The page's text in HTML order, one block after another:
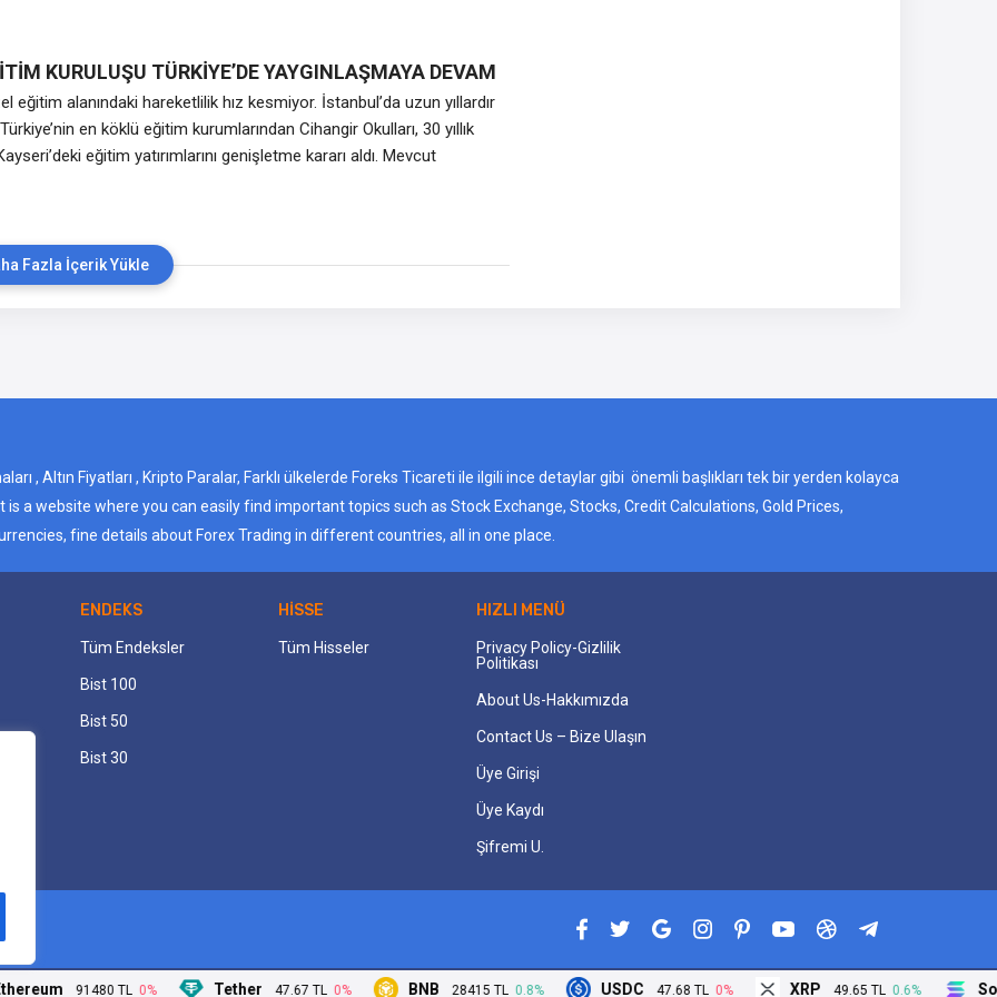
ve ilk kez uluslararası arenada tanıtılan mini pizzalarıyla dikkat
KURULUŞU TÜRKİYE’DE YAYGINLAŞMAYA DEVAM
eğitim alanındaki hareketlilik hız kesmiyor. İstanbul’da uzun yıllardır
en köklü eğitim kurumlarından Cihangir Okulları, 30 yıllık
eğitim yatırımlarını genişletme kararı aldı. Mevcut
yanına yeni şubeler eklemeye hazırlanan kurum, yenilikçi eğitim
merkezli yaklaşımıyla çocuklara daha fazla akademik ve sosyal
Fazla İçerik Yükle
, Altın Fiyatları , Kripto Paralar, Farklı ülkelerde Foreks Ticareti ile ilgili ince detaylar gibi önemli başlıkları tek bir yerden kolayca
a website where you can easily find important topics such as Stock Exchange, Stocks, Credit Calculations, Gold Prices,
fine details about Forex Trading in different countries, all in one place.
ENDEKS
Tüm Endeksler
Bist 100
Bist 50
Bist 30
HİSSE
Tüm Hisseler
HIZLI MENÜ
Privacy Policy-Gizlilik
Politikası
About Us-Hakkımızda
Contact Us – Bize Ulaşın
Üye Girişi
Üye Kaydı
Şifremi U.
91480 TL 0% Tether 47.67 TL 0% BNB 28415 TL 0.8% USDC 47.68 TL 0% XRP 49.65 TL 0.6%